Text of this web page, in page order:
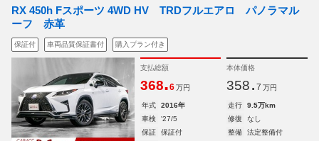
RX 450h Fスポーツ 4WD HV TRDフルエアロ パノラマル
ーフ 赤革
保証付 車両品質保証書付 購入プラン付き
支払総額
368.6 万円
本体価格
358. 7 万円
年式 2016年 走行
9.5万km
車検
'27/5 修復
なし
保証
保証付 整備
法定整備付